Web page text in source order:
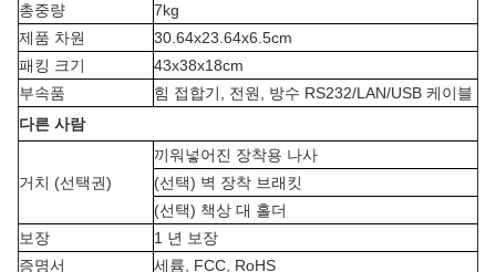
총중량
7kg
제품 차원
30.64x23.64x6.5cm
패킹 크기
43x38x18cm
부속품
힘 접합기, 전원, 방수 RS232/LAN/USB 케이블
다른 사람
거치 (선택권)
끼워넣어진 장착용 나사
(선택) 벽 장착 브래킷
(선택) 책상 대 홀더
보장
1 년 보장
증명서
세륨, FCC, RoHS